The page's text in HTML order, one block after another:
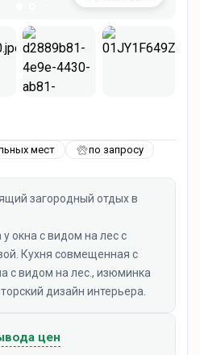
мест
по запросу
загородный отдых в
окна с видом на лес с
Кухня совмещенная с
с видом на лес., изюминка
дизайн интерьера.
цен